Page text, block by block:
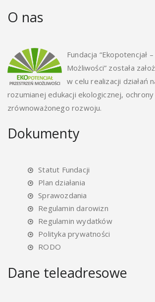
O nas
Fundacja “Ekopotencjał
Możliwości” została
w celu realizacji działań
rozumianej edukacji ekologicznej,
zrównoważonego rozwoju.
Dokumenty
Statut Fundacji
Plan działania
Sprawozdania
Regulamin darowizn
Regulamin wydatków
Polityka prywatności
RODO
Dane teleadresowe